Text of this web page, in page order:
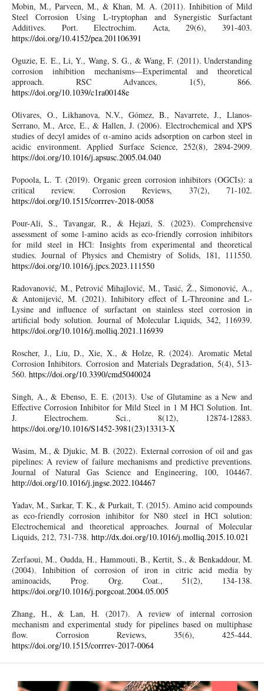
Mobin, M., Parveen, M., & Khan, M. A. (2011). Inhibition of Mild
Steel Corrosion Using L-tryptophan and Synergistic Surfactant
Additives. Port. Electrochim. Acta, 29(6), 391-403.
https://doi.org/10.4152/pea.201106391
Oguzie, E. E., Li, Y., Wang, S. G., & Wang, F. (2011). Understanding
corrosion inhibition mechanisms—Experimental and theoretical
approach. RSC Advances, 1(5), 866.
https://doi.org/10.1039/c1ra00148e
Olivares, O., Likhanova, N.V., Gómez, B., Navarrete, J., Llanos-
Serrano, M., Arce, E., & Hallen, J. (2006). Electrochemical and XPS
studies of decyl amides of α-amino acids adsorption on carbon steel in
acidic environment. Applied Surface Science, 252(8), 2894-2909.
https://doi.org/10.1016/j.apsusc.2005.04.040
Popoola, L. T. (2019). Organic green corrosion inhibitors (OGCIs): a
critical review. Corrosion Reviews, 37(2), 71-102.
https://doi.org/10.1515/corrrev-2018-0058
Pour-Ali, S., Tavangar, R., & Hejazi, S. (2023). Comprehensive
assessment of some l-amino acids as eco-friendly corrosion inhibitors
for mild steel in HCl: Insights from experimental and theoretical
studies. Journal of Physics and Chemistry of Solids, 181, 111550.
https://doi.org/10.1016/j.jpcs.2023.111550
Radovanović, M., Petrović Mihajlović, M., Tasić, Ž., Simonović, A.,
& Antonijević, M. (2021). Inhibitory effect of L-Threonine and L-
Lysine and influence of surfactant on stainless steel corrosion in
artificial body solution. Journal of Molecular Liquids, 342, 116939.
https://doi.org/10.1016/j.molliq.2021.116939
Roscher, J., Liu, D., Xie, X., & Holze, R. (2024). Aromatic Metal
Corrosion Inhibitors. Corrosion and Materials Degradation, 5(4), 513-
560. https://doi.org/10.3390/cmd5040024
Singh, A., & Ebenso, E. E. (2013). Use of Glutamine as a New and
Effective Corrosion Inhibitor for Mild Steel in 1 M HCl Solution. Int.
J. Electrochem. Sci., 8(12), 12874-12883.
https://doi.org/10.1016/S1452-3981(23)13313-X
Wasim, M., & Djukic, M. B. (2022). External corrosion of oil and gas
pipelines: A review of failure mechanisms and predictive preventions.
Journal of Natural Gas Science and Engineering, 100, 104467.
http://doi.org/10.1016/j.jngse.2022.104467
Yadav, M., Sarkar, T. K., & Purkait, T. (2015). Amino acid compounds
as eco-friendly corrosion inhibitor for N80 steel in HCl solution:
Electrochemical and theoretical approaches. Journal of Molecular
Liquids, 212, 731-738. http://dx.doi.org/10.1016/j.molliq.2015.10.021
Zerfaoui, M., Oudda, H., Hammouti, B., Kertit, S., & Benkaddour, M.
(2004). Inhibition of corrosion of iron in citric acid media by
aminoacids, Prog. Org. Coat., 51(2), 134-138.
https://doi.org/10.1016/j.porgcoat.2004.05.005
Zhang, H., & Lan, H. (2017). A review of internal corrosion
mechanism and experimental study for pipelines based on multiphase
flow. Corrosion Reviews, 35(6), 425-444.
https://doi.org/10.1515/corrrev-2017-0064